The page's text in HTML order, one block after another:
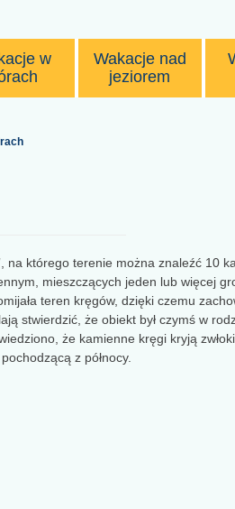
w
Wakacje nad
jeziorem
na którego terenie można znaleźć 10
mieszczących jeden lub więcej
teren kręgów, dzięki czemu
stwierdzić, że obiekt był czymś w
że kamienne kręgi kryją zwłoki
z północy.